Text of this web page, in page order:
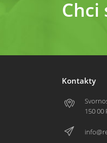
Chci
Kontakty
150 00